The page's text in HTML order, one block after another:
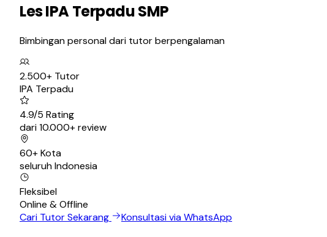
LesIPA Terpadu SMP
Bimbingan personal dari tutor berpengalaman
2.500+ Tutor
IPA Terpadu
4.9/5 Rating
dari 10.000+ review
60+ Kota
seluruh Indonesia
Fleksibel
Online & Offline
Cari Tutor Sekarang
Konsultasi via WhatsApp